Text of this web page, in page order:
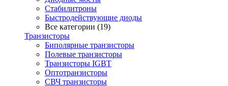
Стабилитроны
Быстродействующие диоды
Все категории (19)
Транзисторы
Биполярные транзисторы
Полевые транзисторы
Транзисторы IGBT
Оптотранзисторы
СВЧ транзисторы